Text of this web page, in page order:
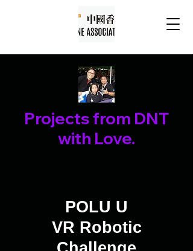
Projects from DNT
with Love.
POLU U
VR Robotic